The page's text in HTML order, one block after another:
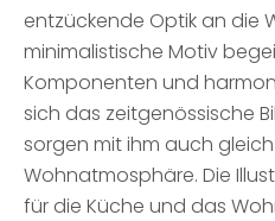
entzückende Optik an die
minimalistische Motiv
Komponenten und
sich das zeitgenössische
sorgen mit ihm auch
Wohnatmosphäre. Die
für die Küche und das